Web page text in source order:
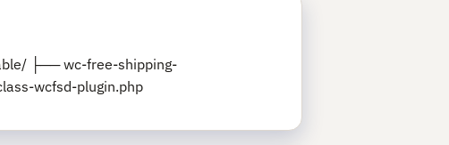
├── wc-free-shipping-
wcfsd-plugin.php